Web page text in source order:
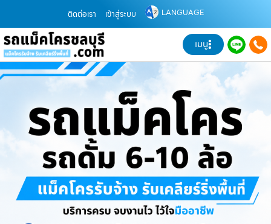
ติดต่อเรา เข้าสู่ระบบ LANGUAGE
เมนู